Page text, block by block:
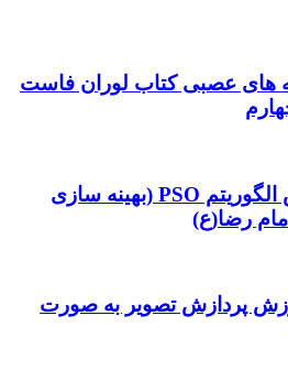
های عصبی کتاب لوران فاست
دانلود فیلم آموزش الگوریتم PSO (بهینه سازی
رضا(ع)
پردازش تصویر به صورت